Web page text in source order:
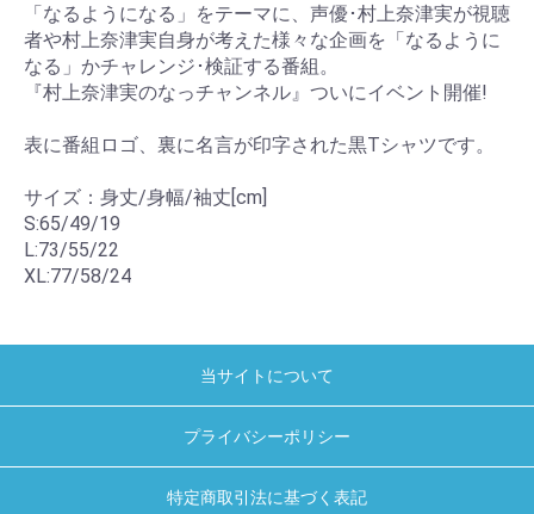
「なるようになる」をテーマに、声優･村上奈津実が視聴
者や村上奈津実自身が考えた様々な企画を「なるように
なる」かチャレンジ･検証する番組。
『村上奈津実のなっチャンネル』ついにイベント開催!
表に番組ロゴ、裏に名言が印字された黒Tシャツです。
サイズ：身丈/身幅/袖丈[cm]
S:65/49/19
L:73/55/22
XL:77/58/24
当サイトについて
プライバシーポリシー
特定商取引法に基づく表記